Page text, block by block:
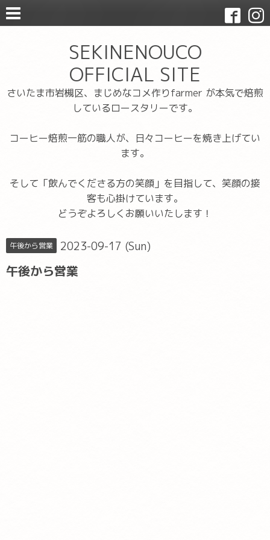
SEKINENOUCO
OFFICIAL SITE
さいたま市岩槻区、まじめなコメ作りfarmer が本気で焙煎
しているロースタリーです。
コーヒー焙煎一筋の職人が、日々コーヒーを焼き上げてい
ます。
そして「飲んでくださる方の笑顔」を目指して、笑顔の接
客も心掛けています。
どうぞよろしくお願いいたします！
午後から営業 2023-09-17 (Sun)
午後から営業